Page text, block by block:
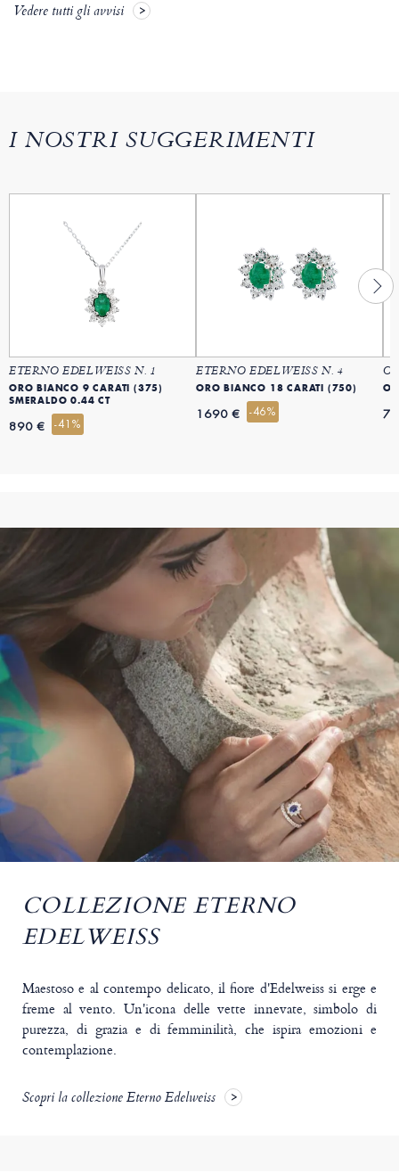
Vedere tutti gli avvisi
I NOSTRI SUGGERIMENTI
ETERNO EDELWEISS N. 1
ORO BIANCO 9 CARATI (375)
SMERALDO 0.44 CT
890 € -41%
ETERNO EDELWEISS N. 4
ORO BIANCO 18 CARATI (750)
1690 € -46%
COLLEZIONE ETERNO
EDELWEISS
Maestoso e al contempo delicato, il fiore d'Edelweiss si erge e
freme al vento. Un'icona delle vette innevate, simbolo di
purezza, di grazia e di femminilità, che ispira emozioni e
contemplazione.
Scopri la collezione Eterno Edelweiss